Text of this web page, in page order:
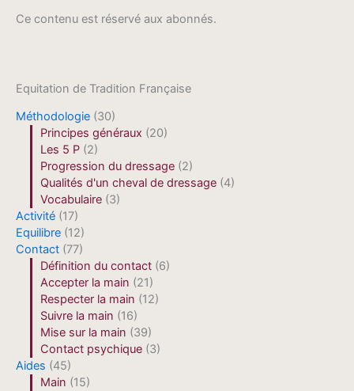
Equitation de Tradition Française
Méthodologie (30)
Principes généraux (20)
Les 5 P (2)
Progression du dressage (2)
Qualités d'un cheval de dressage (4)
Vocabulaire (3)
Activité (17)
Equilibre (12)
Contact (77)
Définition du contact (6)
Accepter la main (21)
Respecter la main (12)
Suivre la main (16)
Mise sur la main (39)
Contact psychique (3)
Aides (45)
Main (15)
Ce contenu est réservé aux abonnés.